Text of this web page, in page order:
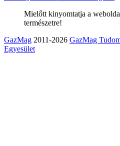
Mielőtt kinyomtatja a
természetre!
GazMag 2011-2026 GazMag
Egyesület